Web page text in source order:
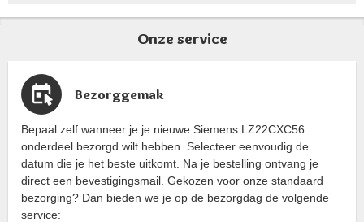
Onze service
Bezorggemak
Bepaal zelf wanneer je je nieuwe Siemens LZ22CXC56
onderdeel bezorgd wilt hebben. Selecteer eenvoudig de
datum die je het beste uitkomt. Na je bestelling ontvang je
direct een bevestigingsmail. Gekozen voor onze standaard
bezorging? Dan bieden we je op de bezorgdag de volgende
service: